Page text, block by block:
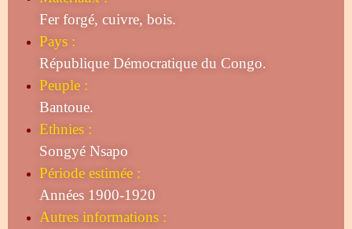
Fer forgé, cuivre, bois.
Pays :
République Démocratique du Congo.
Peuple :
Bantoue.
Ethnies :
Songyé Nsapo
Période estimée :
Années 1900-1920
Autres informations :